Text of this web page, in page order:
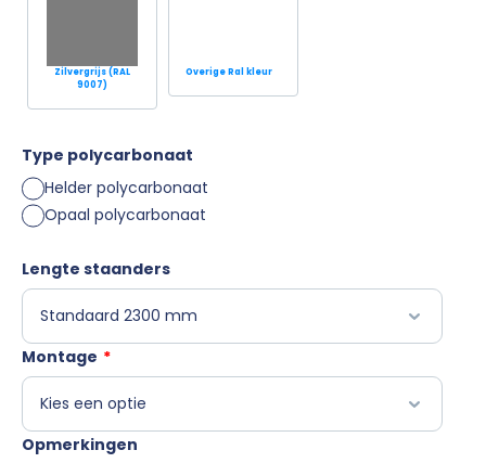
Zilvergrijs (RAL
9007)
Overige Ral kleur
Type polycarbonaat
Helder polycarbonaat
Opaal polycarbonaat
Lengte staanders
*
Montage
Opmerkingen